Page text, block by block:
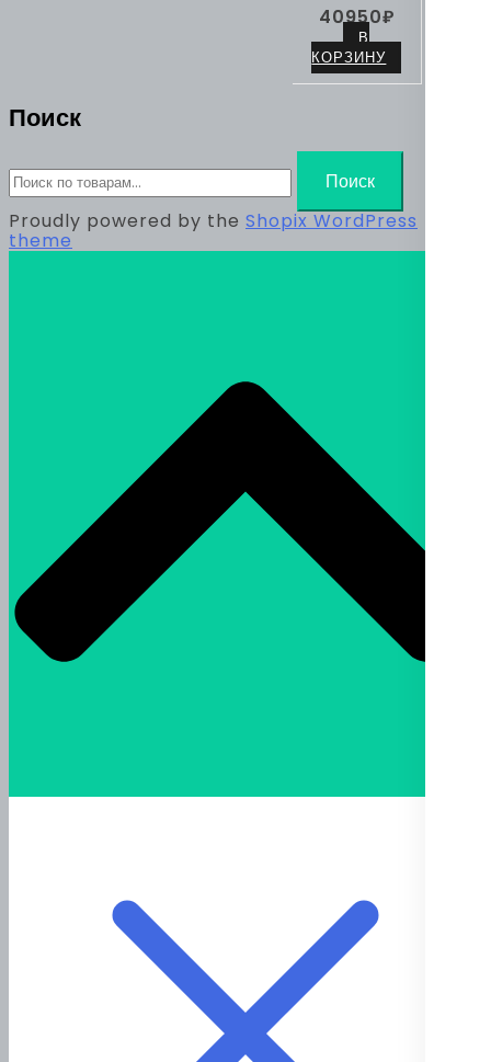
40950₽
В
КОРЗИНУ
Поиск
Поиск
Proudly powered by the Shopix WordPress
theme